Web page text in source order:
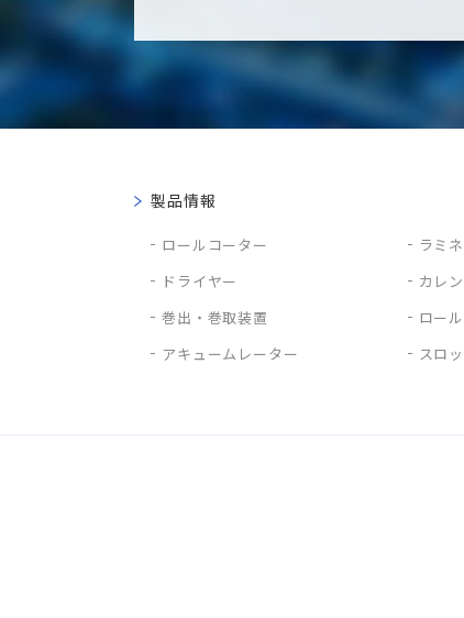
製品情報
ロールコーター
ドライヤー
巻出・巻取装置
アキュームレーター
ラミ
カレ
ロール
スロ